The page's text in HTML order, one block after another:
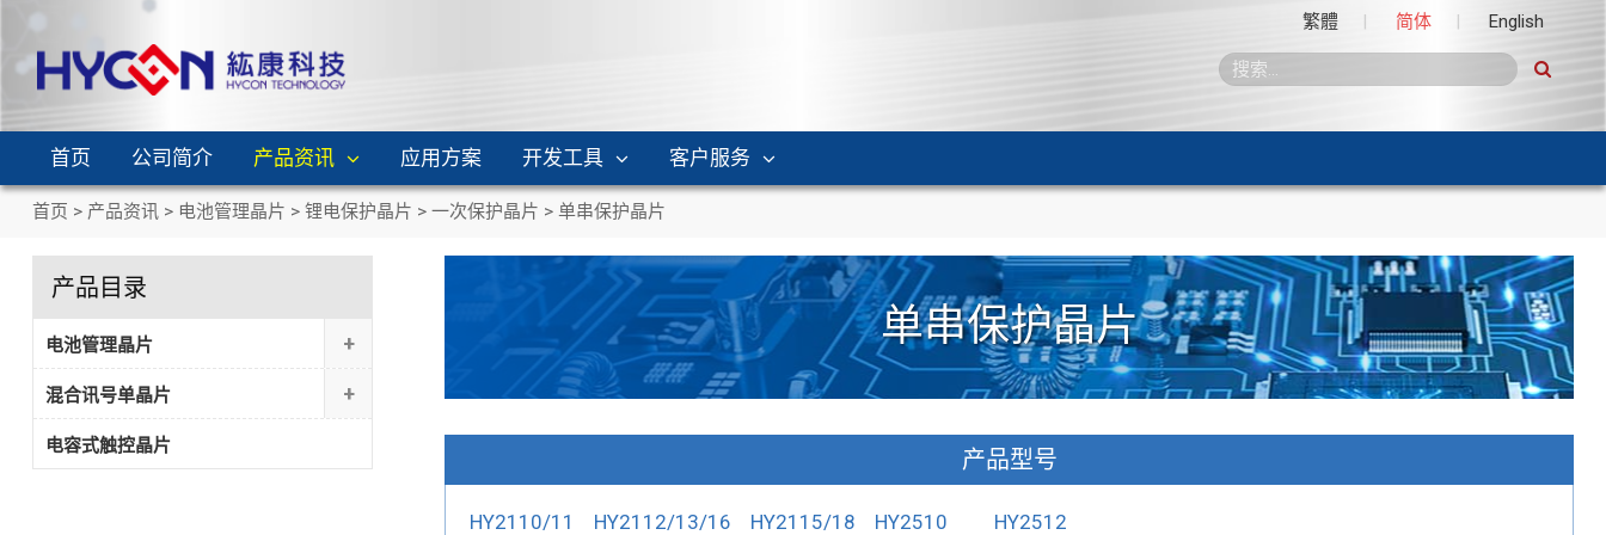
繁體 简体 English
首页 公司简介 产品资讯 应用方案 开发工具 客户服务
首页 > 产品资讯 > 电池管理晶片 > 锂电保护晶片 > 一次保护晶片 > 单串保护晶片
单串保护晶片
产品型号
HY2110/11 HY2112/13/16 HY2115/18 HY2510 HY2512
产品目录
电池管理晶片 +
混合讯号单晶片 +
电容式触控晶片